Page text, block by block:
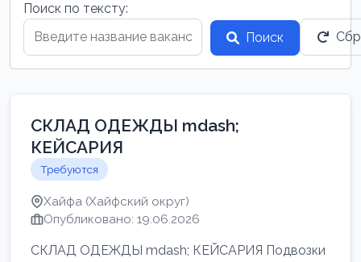
Поиск по тексту:
Поиск
СКЛАД ОДЕЖДЫ mdash;
КЕЙСАРИЯ
Требуются
Хайфа (Хайфский округ)
Опубликовано: 19.06.2026
СКЛАД ОДЕЖДЫ mdash; КЕЙСАРИЯ Подвозки